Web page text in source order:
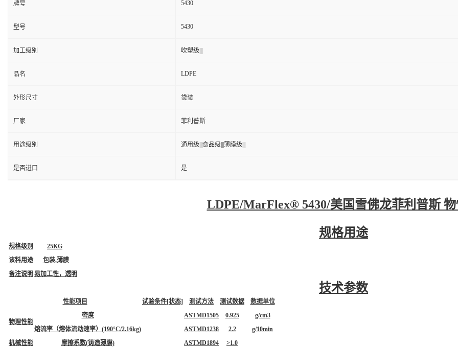
牌号 5430
型号 5430
加工级别 吹塑级|||
品名 LDPE
外形尺寸 袋装
厂家 菲利普斯
用途级别 通用级|||食品级|||薄膜级|||
是否进口 是
LDPE/MarFlex® 5430/美国雪佛龙菲利普斯
规格用途
规格级别
25KG
该料用途
包装,薄膜
备注说明 易加工性，透明
技术参数
性能项目 试验条件[状态] 测试方法 测试数据 数据单位
物理性能
密度 ASTMD1505 0.925
g/cm3
熔流率（熔体流动速率）(190°C/2.16kg)
ASTMD1238 2.2
g/10min
机械性能
摩擦系数(铸造薄膜) ASTMD1894 >1.0